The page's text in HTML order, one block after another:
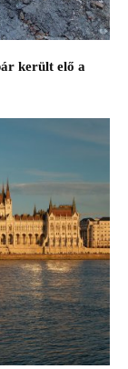
került elő a